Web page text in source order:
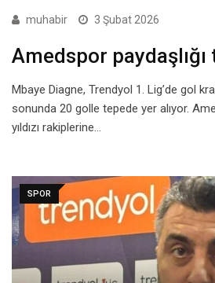
muhabir 3 Şubat 2026
Amedspor paydaşlığı
Mbaye Diagne, Trendyol 1. Lig’de gol
sonunda 20 golle tepede yer alıyor.
yıldızı rakiplerine…
SPOR